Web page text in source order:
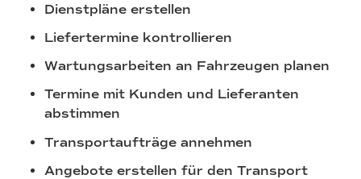
Dienstpläne erstellen
Liefertermine kontrollieren
Wartungsarbeiten an Fahrzeugen planen
Termine mit Kunden und Lieferanten
abstimmen
Transportaufträge annehmen
Angebote erstellen für den Transport